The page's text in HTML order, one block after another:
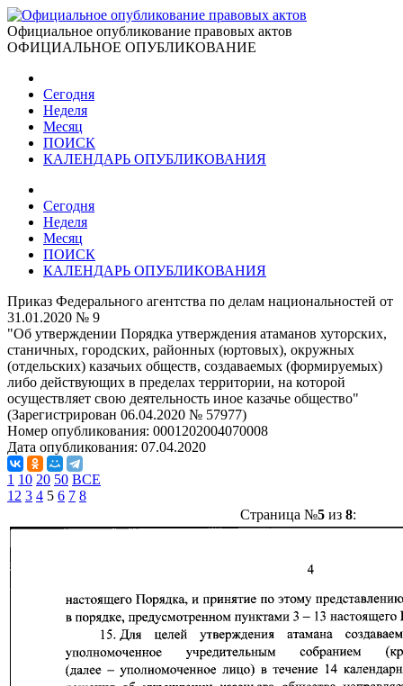
Официальное опубликование правовых актов
ОФИЦИАЛЬНОЕ ОПУБЛИКОВАНИЕ
Сегодня
Неделя
Месяц
ПОИСК
КАЛЕНДАРЬ ОПУБЛИКОВАНИЯ
Сегодня
Неделя
Месяц
ПОИСК
КАЛЕНДАРЬ ОПУБЛИКОВАНИЯ
Приказ Федерального агентства по делам национальностей от
31.01.2020 № 9
"Об утверждении Порядка утверждения атаманов хуторских,
станичных, городских, районных (юртовых), окружных
(отдельских) казачьих обществ, создаваемых (формируемых)
либо действующих в пределах территории, на которой
осуществляет свою деятельность иное казачье общество"
(Зарегистрирован 06.04.2020 № 57977)
Номер опубликования: 0001202004070008
Дата опубликования: 07.04.2020
1 10 20 50 ВСЕ
1 2 3 4 5 6 7 8
Страница №5из 8: